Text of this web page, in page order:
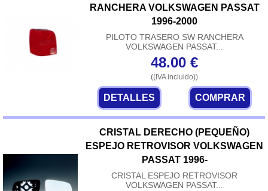
RANCHERA VOLKSWAGEN PASSAT
1996-2000
PILOTO TRASERO SW RANCHERA
VOLKSWAGEN PASSAT...
48.00 €
((IVA incluido))
DETALLES COMPRAR
CRISTAL DERECHO (PEQUEÑO)
ESPEJO RETROVISOR VOLKSWAGEN
PASSAT 1996-
CRISTAL ESPEJO RETROVISOR
VOLKSWAGEN PASSAT...